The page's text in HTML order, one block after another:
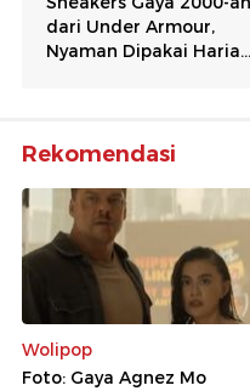
Rekomendasi
Wolipop
Foto: Gaya Agnez Mo